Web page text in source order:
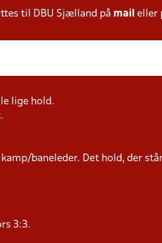
til DBU Sjælland på mail eller
lige hold.
baneleder. Det hold, der
3:3.